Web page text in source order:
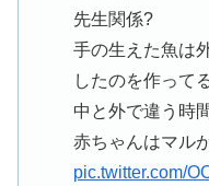
先生関係?
手の生えた魚は
したのを作って
中と外で違う時
赤ちゃんはマル
pic.twitter.com/